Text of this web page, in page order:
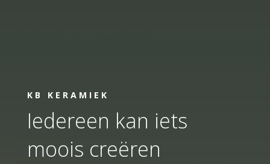
KB KERAMIEK
Iedereen kan iets
moois creëren